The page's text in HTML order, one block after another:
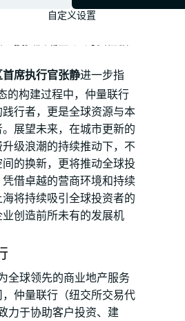
上海打造为全球创新的磁
土，形成“需求牵引创新
投资反哺生态”的良性循
席执行官张静进一步指
的构建过程中，仲量联行
行者，更是全球资源与本
展望未来，在城市更新的
级浪潮的持续推动下，不
的换新，更将推动全球投
借卓越的营商环境和持续
将持续吸引全球投资者的
创造前所未有的发展机
全球领先的商业地产服务
仲量联行（纽交所交易代
力于协助客户投资、建
自定义设置